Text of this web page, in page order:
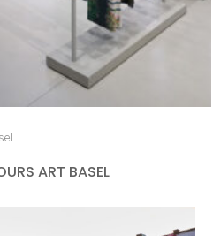
AVENUE : LE PLI COMME
ART BASEL